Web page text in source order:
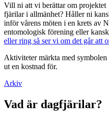
Vill ni att vi berättar om
fjärilar i allmänhet? Håller ni
inför vårens möten i en krets av
entomologisk förening eller
eller ring så ser vi om det går att
Aktiviteter märkta med symbolen
ut en kostnad för.
Arkiv
Vad är dagfjärilar?